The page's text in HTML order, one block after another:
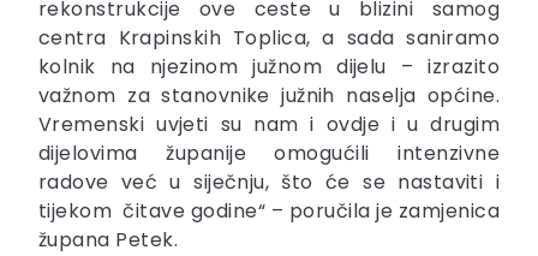
rekonstrukcije ove ceste u blizini samog
centra Krapinskih Toplica, a sada saniramo
kolnik na njezinom južnom dijelu – izrazito
važnom za stanovnike južnih naselja općine.
Vremenski uvjeti su nam i ovdje i u drugim
dijelovima županije omogućili intenzivne
radove već u siječnju, što će se nastaviti i
tijekom čitave godine“ – poručila je zamjenica
župana Petek.